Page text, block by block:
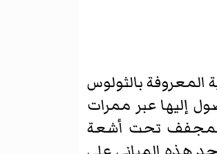
المعروفة بالثولوس
إليها عبر ممرات
المجفف تحت أشعة